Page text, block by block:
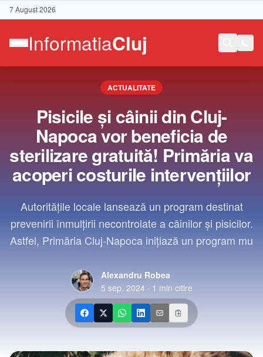
7 August 2026
Contact
ACTUALITATE
Pisicile și câinii din Cluj-
Napoca vor beneficia de
sterilizare gratuită! Primăria va
acoperi costurile intervențiilor
Autoritățile locale lansează un program destinat
prevenirii înmulțirii necontrolate a câinilor și pisicilor.
Astfel, Primăria Cluj-Napoca inițiază un program mu
Alexandru Robea
5 sep. 2024 · 1 min citire